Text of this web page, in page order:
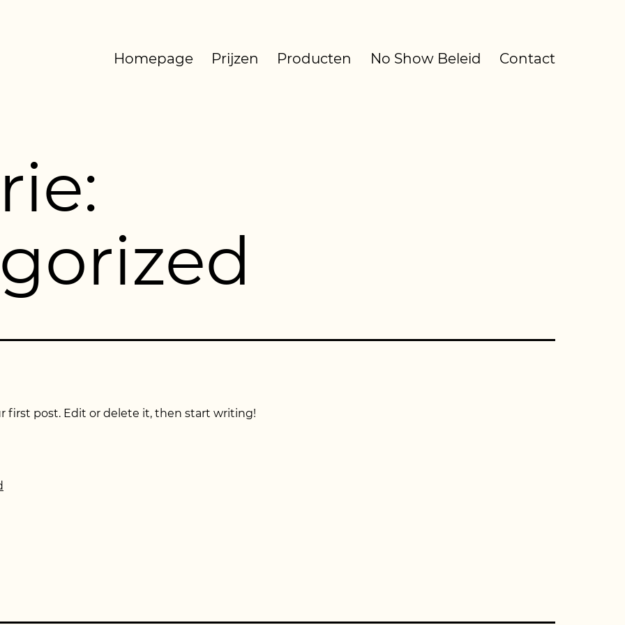
Homepage Prijzen Producten No Show Beleid Contact
first post. Edit or delete it, then start writing!